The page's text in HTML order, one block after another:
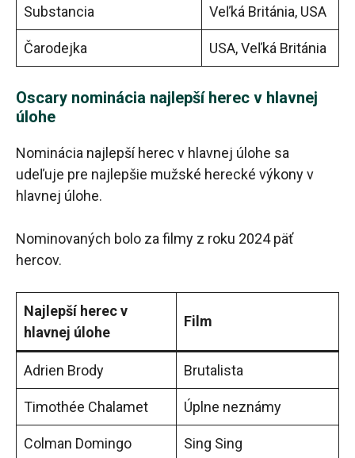
Substancia Veľká Británia, USA
Čarodejka USA, Veľká Británia
Oscary nominácia najlepší herec v hlavnej
úlohe
Nominácia najlepší herec v hlavnej úlohe sa
udeľuje pre najlepšie mužské herecké výkony v
hlavnej úlohe.
Nominovaných bolo za filmy z roku 2024 päť
hercov.
Najlepší herec v
hlavnej úlohe
Film
Adrien Brody Brutalista
Timothée Chalamet Úplne neznámy
Colman Domingo Sing Sing